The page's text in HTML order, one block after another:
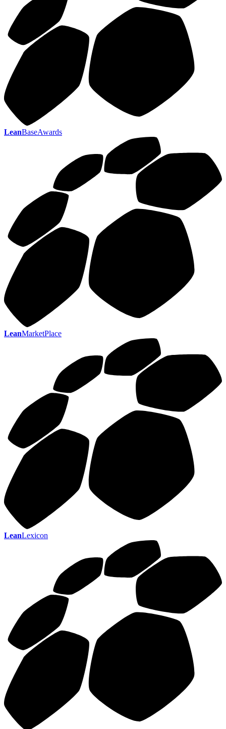
LeanBaseAwards
LeanMarketPlace
LeanLexicon